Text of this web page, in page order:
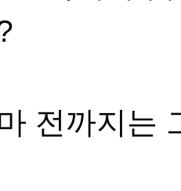
전까지는